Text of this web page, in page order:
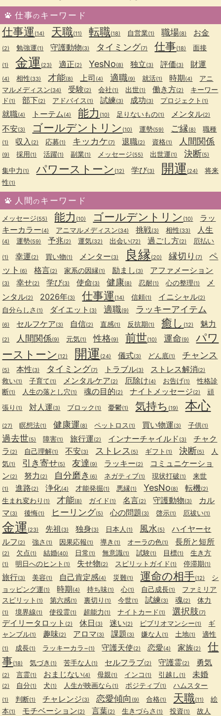
仕事のキーワード
仕事運 (14) 天職(11) 転職(18) 自営業(1) 職場(8) お金
(2) 勉強運(1) 守護動物(3) タイミング(7) 仕事(18) 面接
(1) 金運 (23) 適正(2) YesNo(8) 独立(3) 評価(3) 財運
(4) 相性(33) 才能(8) 上司 (4) 適職(9) 就活(1) 時期(4)
アニ
マルメディスン(34) 受験(2) 会社(1) 出世(1) 働き方(2)
キーワー
ド (1) 部下(2) アドバイス (1) 試練(3) 成功(3) プロジェクト (1)
就職(4) トーテム (4) 能力 (10) 足りないもの(1) メンタル(2)
不安(3) ゴールデントリン (10) 運勢(59) ご縁(8) 職種
(1) 収入 (2) 応募(1) キッカケ(7) 退職(2) 資格(1) 人間関係
(9) 採用(1) 活躍(1) 副業(1) メッセージ(55) 出世運(1) 決断(5)
集中力 (1) パワーストーン (12) 学び(3) 開運 (24)
将来
性(1)
人間のキーワード
メッセージ(55) 能力 (10) ゴールデントリン (10)
ラッ
キーカラー(4) アニマルメディスン(34) 挑戦(3) 相性(33) 人生
(4) 運勢(59) 予兆(2) 運気(32) 出会い(72) 過ごし方(2) 厄払い
(1) 幸運(2) 買い物(1) メンター(3) 良縁(20) 縁切り (7)
ペ
ット (6) 格言(2) 家系の因縁(1) 励まし (3) アファメーション
(3) 幸せ(2) 学び(3) 使命(3) 健康(8) 忍耐(1) 心の整理(1)
メ
ンタル(2) 2026年(3) 仕事運 (14) 信頼(1) イニシャル(2)
自分らしさ (1) ダイエット (3) 適職(9) ラッキーアイテム
(6) セルフケア(3) 自信(2) 直感(1) 反抗期(1) 癒し (12) 魅力
(2) 人間関係(9) 元気(1) 性格(9) 前世(10) 運命(9)
パワ
ーストーン (12) 開運 (24) 儀式(3) どん底(1) チャンス
(5) 本性(3) タイミング(7) トラブル(3) ストレス解消(2)
救い(1) 子育て(1) メンタルケア(2) 厄除け(4) お告げ(1)
性格診
断(1) 人生の落とし穴(1) 魂の目的(2) ナイトメッセージ(2)
頑
張り (1) 対人運(3) ブロック (1) 憂鬱(1) 気持ち (19) 本心
(27) 瞑想法(1) 健康運(8) ペットロス (1) 買い物運(3) 子供(1)
過去世(5) 障害(1) 旅行運(2) インナーチャイルド (3)
チャク
ラ (2) 自己理解(1) 不安(3) ストレス (5) ギフト (1) 決断(5)
人
気(1) 引き寄せ(5) 友達 (9) ラッキー(2)
コミュニケーショ
ン(2) 努力 (2) 自分磨き (6) ネガティブ(1) 現状打破(1) 来世
(1) 進路(2) 浄化(4) 才能発掘(1) 悪縁(1) YesNo(8) 転機(2)
生まれ変わり (1) 才能(8) ガイド (1) 名言(2) 守護動物(3)
カル
マ(3) 後悔(1) ヒーリング(5) 心の問題 (3) 啓示(1) 厄祓い(1)
金運 (23) 先祖 (3) 独身(3) 日本人 (1) 風水(5)
ハイヤーセ
ルフ (2) 強さ (1) 因果応報(1) 導き (1) オーラの色(1) 長所と短所
(2) 欠点(1) 結婚(40) 日常 (1) 無意識(1) 試験(1) 目標(1) 生き方
(1) 明日へのヒント (1) 失せ物(2) スピリットガイド (1) 停滞期(1)
旅行(3) 美容(1) 自己肯定感(4) 災難(1) 運命の相手(12)
シ
ョッピング運(1) 時期(4) 持ち味(1) 心(1) 自己成長(1)
ファミリア
スピリット (1) 第六感(1) 裏切り (1) 今世(1) 試練(3) 魂(2) 体力
(1) 境界線(1) 使役霊(1) 超能力 (1) ナイトカード (1) 選択肢(7)
デイリータロット (2) 休日 (3) 迷い(2) ビブリオマンシー(1)
ギ
ャンブル(1) 趣味(2) アロマ(3) 課題 (3) 嫌な人 (1) 土地(1) 適性
(1) 成長(1) ラッキーカラ−(1) 守護天使(2) 恋愛(4) 家族(2)
仕
事(18) 気づき (1) 苦手な人 (1) セルフラブ(2) 守護霊(2) 勇気
(2) 言霊(1) おまじない(4) 母親(1) インコ (1) 引越し (1) 未婚
(2) 自分(1) 犬(1) 人生が映画なら (1) ポジティブ(1) ハムスター
(1) 判断(1) チャレンジ(3) 恋愛傾向 (9) 合格(1) 天職(11)
絵
本(1) モチベーション(2) 言葉(2) 生きづらさ (1) 投資(1) 故人